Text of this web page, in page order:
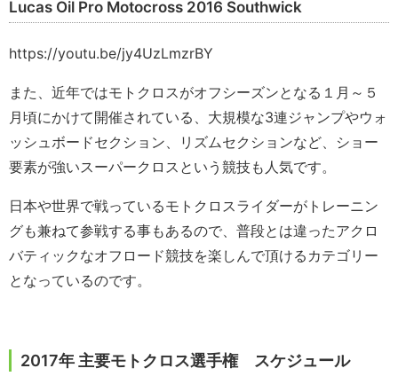
Lucas Oil Pro Motocross 2016 Southwick
https://youtu.be/jy4UzLmzrBY
また、近年ではモトクロスがオフシーズンとなる１月～５
月頃にかけて開催されている、大規模な3連ジャンプやウォ
ッシュボードセクション、リズムセクションなど、ショー
要素が強いスーパークロスという競技も人気です。
日本や世界で戦っているモトクロスライダーがトレーニン
グも兼ねて参戦する事もあるので、普段とは違ったアクロ
バティックなオフロード競技を楽しんで頂けるカテゴリー
となっているのです。
2017年 主要モトクロス選手権 スケジュール